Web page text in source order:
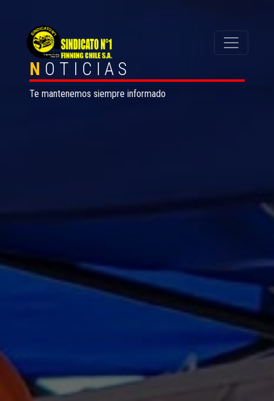
N OTICIAS
Te mantenemos siempre informado